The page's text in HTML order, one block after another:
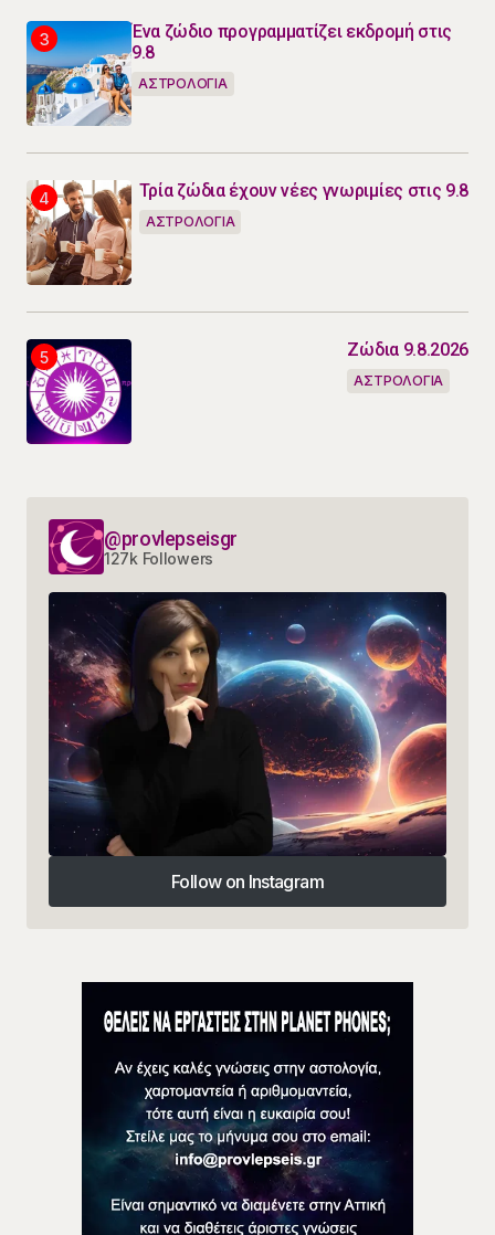
Ένα ζώδιο προγραμματίζει εκδρομή στις
9.8
ΑΣΤΡΟΛΟΓΙΑ
Τρία ζώδια έχουν νέες γνωριμίες στις 9.8
ΑΣΤΡΟΛΟΓΙΑ
Ζώδια 9.8.2026
ΑΣΤΡΟΛΟΓΙΑ
@provlepseisgr
127k Followers
Follow on Instagram
Follow on Instagram